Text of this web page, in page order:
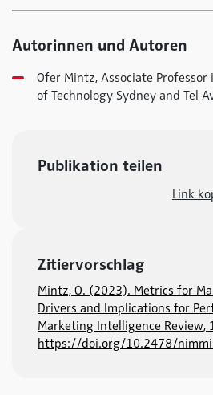
Autorinnen und Autoren
Ofer Mintz, Associate
of Technology Sydney and Tel
Publikation teilen
Link
Zitiervorschlag
Mintz, O. (2023). Metrics for
Drivers and Implications for
Marketing Intelligence Review,
https://doi.org/10.2478/